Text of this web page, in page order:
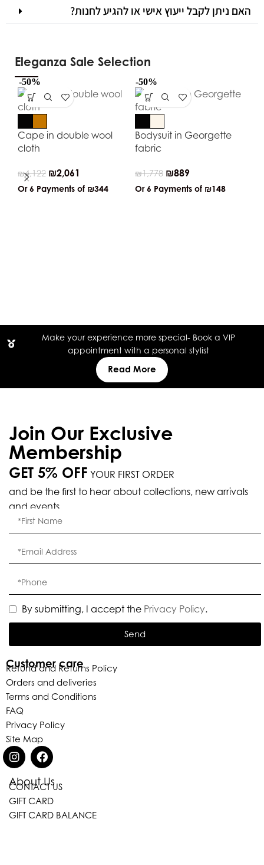
האם ניתן לקבל ייעוץ אישי או להגיע לחנות?
Eleganza Sale Selection
-50%
Cape in double wool
cloth
₪4,122 ₪2,061
Or 6 Payments of ₪344
-50%
Bodysuit in Georgette
fabric
₪1,778 ₪889
Or 6 Payments of ₪148
Make your experience more special- Book a VIP
appointment with a personal stylist
Read More
About Us
CONTACT US
GIFT CARD
GIFT CARD BALANCE
Customer care
Refund and Returns Policy
Orders and deliveries
Terms and Conditions
FAQ
Privacy Policy
Site Map
Join Our Exclusive
Membership
GET 5% OFF YOUR FIRST ORDER
and be the first to hear about collections, new arrivals
and events.
By submitting, I accept the Privacy Policy.
Send
Eleganza Israel